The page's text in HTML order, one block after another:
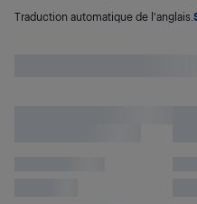
Traduction automatique de l'anglais.